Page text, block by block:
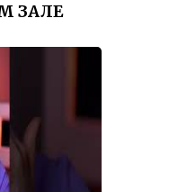
ЗАЛЕ